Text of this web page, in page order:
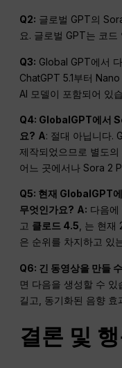
Q2: 글로벌 GPT의
요. 글로벌 GPT는 코
Q3: Global GPT에서
ChatGPT 5.1부터
AI 모델이 포함되어 있
Q4: GlobalGPT에서
요? A: 절대 아닙니다.
제작되었으므로 별도
어느 곳에서나 Sora 2
Q5: 현재 GlobalGPT
무엇인가요? A: 다음에
고 클로드 4.5 , 는 현
은 순위를 차지하고 있
Q6: 긴 동영상을 만들
면 다음을 생성할 수 있
길고, 동기화된 음향 효
결론 및